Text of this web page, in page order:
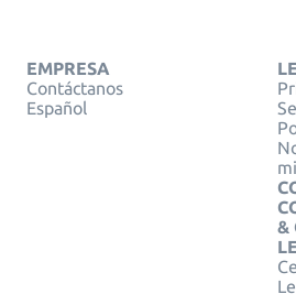
EMPRESA
Contáctanos
Español
&